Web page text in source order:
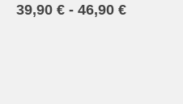
39,90 € - 46,90 €